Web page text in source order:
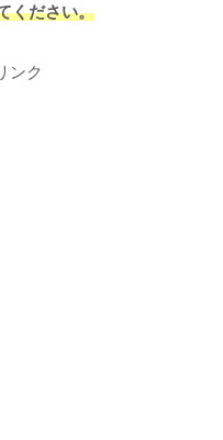
ください。
ンク